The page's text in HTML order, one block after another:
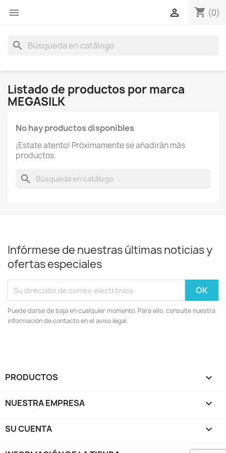
 shopping_cart (0)

search
Listado de productos por marca
MEGASILK
No hay productos disponibles
¡Estate atento! Próximamente se añadirán más
productos.
search
Infórmese de nuestras últimas noticias y
ofertas especiales
Puede darse de baja en cualquier momento. Para ello, consulte nuestra
información de contacto en el aviso legal.
PRODUCTOS 
NUESTRA EMPRESA 
SU CUENTA 